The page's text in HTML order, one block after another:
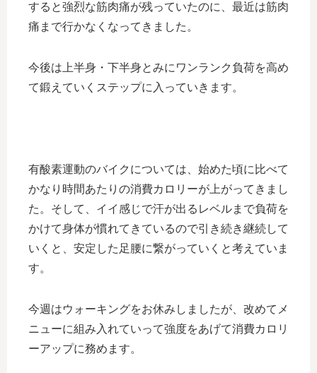
すると強烈な筋肉痛が残っていたのに、最近は筋肉
痛まで行かなくなってきました。
今後は上半身・下半身とみにワンランク負荷を高め
て鍛えていくステップに入っていきます。
有酸素運動のバイクについては、始めた頃に比べて
かなり時間あたりの消費カロリーが上がってきまし
た。そして、イイ感じで汗が出るレベルまで負荷を
かけて身体が慣れてきているので引き続き継続して
いくと、安定した足腰に繋がっていくと考えていま
す。
今週はウォーキングをお休みしましたが、改めてメ
ニューに組み入れていって強度をあげて消費カロリ
ーアップに務めます。